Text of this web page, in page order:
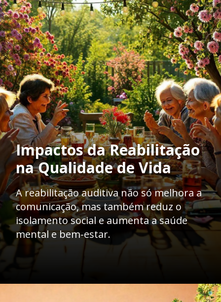
Impactos da Reabilitação
na Qualidade de Vida
A reabilitação auditiva não só melhora a
comunicação, mas também reduz o
isolamento social e aumenta a saúde
mental e bem-estar.
https://clinicaaudiovitta.com.br/como-a-reabilitacao-auditiva-funciona/